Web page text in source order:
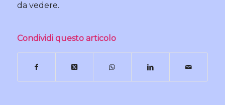
da vedere.
Condividi questo articolo